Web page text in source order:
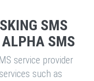
SMS
SMS
service provider
such as